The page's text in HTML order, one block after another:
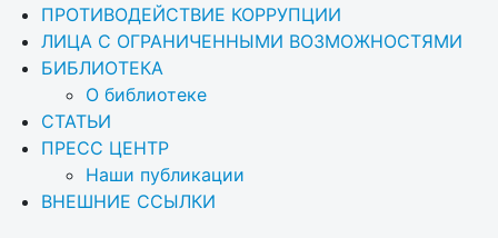
ПРОТИВОДЕЙСТВИЕ КОРРУПЦИИ
ЛИЦА С ОГРАНИЧЕННЫМИ ВОЗМОЖНОСТЯМИ
БИБЛИОТЕКА
О библиотеке
СТАТЬИ
ПРЕСС ЦЕНТР
Наши публикации
ВНЕШНИЕ ССЫЛКИ